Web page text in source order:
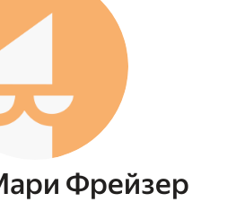
Фрейзер